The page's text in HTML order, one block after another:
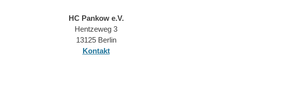
HC Pankow e.V.
Hentzeweg 3
13125 Berlin
Kontakt